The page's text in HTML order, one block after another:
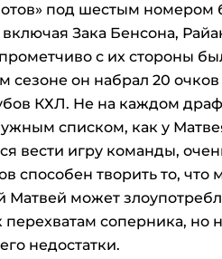
под шестым номером
включая Зака Бенсона,
с их стороны
он набрал 20 очков
КХЛ. Не на каждом
списком, как у
вести игру команды,
способен творить то,
Матвей может
перехватам соперника,
недостатки.